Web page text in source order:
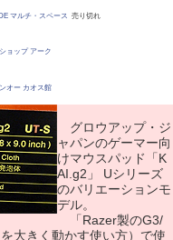
マルチ・スペース 売り切れ
ョップ アーク
オー カオス館
グロウアップ・ジ
ャパンのゲーマー向
けマウスパッド「K
AI.g2」 Uシリーズ
のバリエーションモ
デル。
「Razer製のG3/
大きく動かす使い方）で使